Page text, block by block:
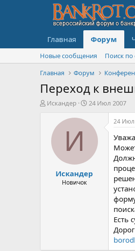
Главная Форум
Новые сообщения
Поиск
Главная
Форум
Переход к
А
Искандер
Д
ч
л
24 Июл 2007
И
Искандер
Новичок
24 Июл
Есть